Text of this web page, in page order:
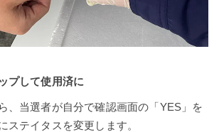
プして使用済に
、当選者が自分で確認画面の「YES」を
ステイタスを変更します。